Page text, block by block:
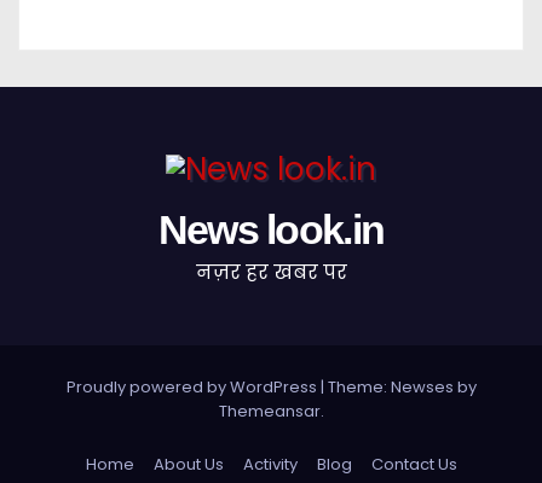
News look.in
नज़र हर खबर पर
Proudly powered by WordPress | Theme: Newses by
Themeansar.
Home About Us Activity Blog Contact Us